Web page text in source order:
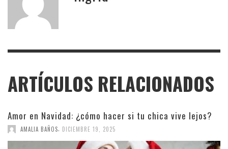
ARTÍCULOS RELACIONADOS
Amor en Navidad: ¿cómo hacer si tu chica vive lejos?
AMALIA BAÑOS DICIEMBRE 19, 2025